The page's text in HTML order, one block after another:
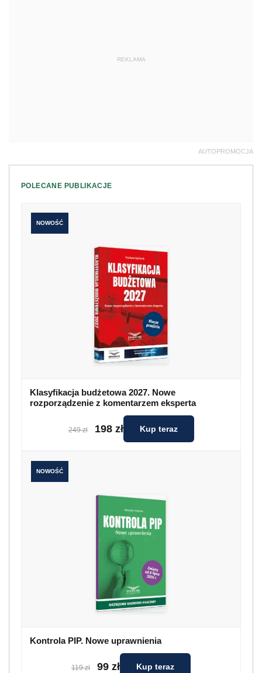
REKLAMA
AUTOPROMOCJA
POLECANE PUBLIKACJE
NOWOŚĆ
Klasyfikacja budżetowa 2027. Nowe
rozporządzenie z komentarzem eksperta
249 zł 198 zł Kup teraz
NOWOŚĆ
Kontrola PIP. Nowe uprawnienia
119 zł 99 zł Kup teraz